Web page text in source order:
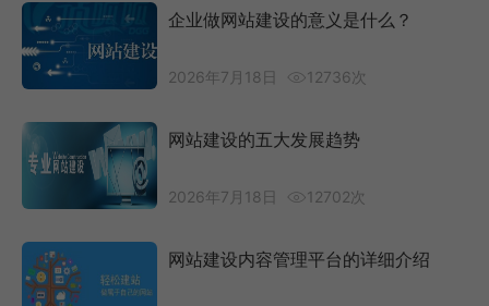
企业做网站建设的意义是什么？
2026年7月18日 12736次
网站建设的五大发展趋势
2026年7月18日 12702次
网站建设内容管理平台的详细介绍